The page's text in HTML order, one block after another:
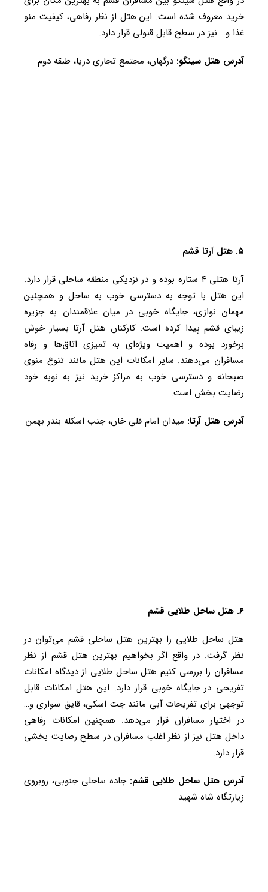
خرید معروف شده است. این هتل از نظر رفاهی، کیفیت منو
غذا و… نیز در سطح قابل قبولی قرار دارد.
آدرس هتل سینگو: درگهان، مجتمع تجاری دریا، طبقه دوم
۵. هتل آرتا قشم
آرتا هتلی ۴ ستاره بوده و در نزدیکی منطقه ساحلی قرار دارد.
این هتل با توجه به دسترسی خوب به ساحل و همچنین
مهمان نوازی، جایگاه خوبی در میان علاقمندان به جزیره
زیبای قشم پیدا کرده است. کارکنان هتل آرتا بسیار خوش
برخورد بوده و اهمیت ویژه‌ای به تمیزی اتاق‌ها و رفاه
مسافران می‌دهند. سایر امکانات این هتل مانند تنوع منوی
صبحانه و دسترسی خوب به مراکز خرید نیز به نوبه خود
رضایت بخش است.
آدرس هتل آرتا: میدان امام قلی خان، جنب اسکله بندر بهمن
۶. هتل ساحل طلایی قشم
هتل ساحل طلایی را بهترین هتل ساحلی قشم می‌توان در
نظر گرفت. در واقع اگر بخواهیم بهترین هتل قشم از نظر
مسافران را بررسی کنیم هتل ساحل طلایی از دیدگاه امکانات
تفریحی در جایگاه خوبی قرار دارد. این هتل امکانات قابل
توجهی برای تفریحات آبی مانند جت اسکی، قایق سواری و…
در اختیار مسافران قرار می‌دهد. همچنین امکانات رفاهی
داخل هتل نیز از نظر اغلب مسافران در سطح رضایت بخشی
قرار دارد.
آدرس هتل ساحل طلایی قشم:جاده ساحلی جنوبی، روبروی
زیارتگاه شاه شهید